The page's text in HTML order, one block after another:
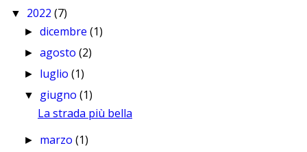
▼ 2022 (7)
►dicembre(1)
►agosto(2)
► luglio(1)
▼ giugno(1)
La strada più bella
► marzo(1)